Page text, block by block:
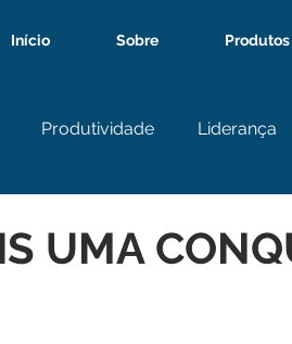
Início Sobre Produtos
Produtividade Liderança
UMA